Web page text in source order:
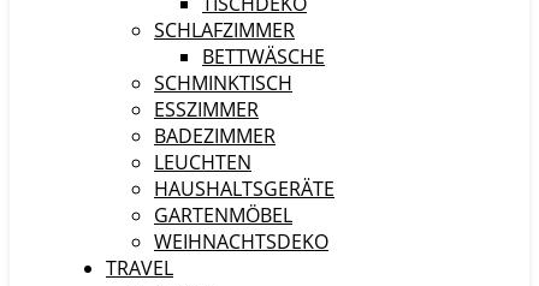
SCHLAFZIMMER
BETTWÄSCHE
SCHMINKTISCH
ESSZIMMER
BADEZIMMER
LEUCHTEN
HAUSHALTSGERÄTE
GARTENMÖBEL
WEIHNACHTSDEKO
TRAVEL